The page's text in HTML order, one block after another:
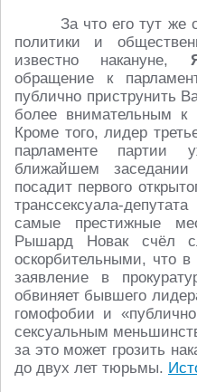
За что его тут же
политики и
известно накануне,
обращение к
публично приструнить
более внимательным к
Кроме того, лидер
парламенте
ближайшем
посадит первого
транссексуала-
самые престижные
Рышард Новак счёл
оскорбительными, что
заявление в
обвиняет бывшего
гомофобии и
сексуальным
за это может грозить
до двух лет тюрьмы.